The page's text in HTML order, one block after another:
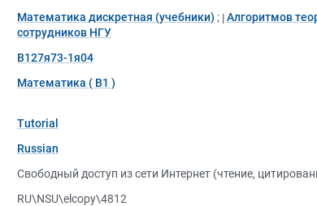
Математика дискретная (учебники) ; Алгоритмов
сотрудников НГУ
В127я73-1я04
Математика ( В1 )
Tutorial
Russian
Свободный доступ из сети Интернет (чтение,
RU\NSU\elcopy\4812